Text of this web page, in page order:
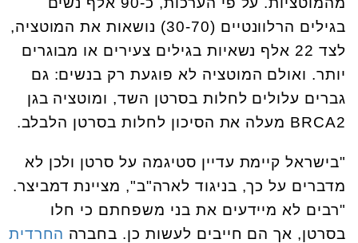
בגילים הרלוונטיים (30-70) נושאות את המוטציה,
לצד 22 אלף נשאיות בגילים צעירים או מבוגרים
יותר. ואולם המוטציה לא פוגעת רק בנשים: גם
גברים עלולים לחלות בסרטן השד, ומוטציה בגן
BRCA2 מעלה את הסיכון לחלות בסרטן הלבלב.
"בישראל קיימת עדיין סטיגמה על סרטן ולכן לא
מדברים על כך, בניגוד לארה"ב", מציינת דמביצר.
"רבים לא מיידעים את בני משפחתם כי חלו
בסרטן, אך הם חייבים לעשות כן. בחברה החרדית